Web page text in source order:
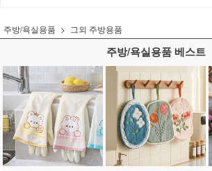
주방/욕실용품 그외 주방용품
주방/욕실용품 베스트